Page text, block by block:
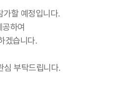
할 예정입니다.
하여
겠습니다.
심 부탁드립니다.